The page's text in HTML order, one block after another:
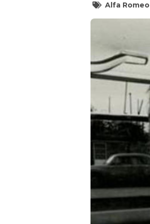
Alfa Romeo